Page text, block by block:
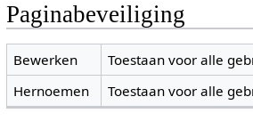
Paginabeveiliging
Bewerken
Toestaan voor alle
Hernoemen
Toestaan voor alle